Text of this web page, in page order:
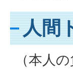
人間
（本人